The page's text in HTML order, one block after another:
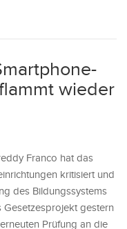
wieder
Franco hat das
kritisiert und
des Bildungssystems
gestern
Prüfung an die